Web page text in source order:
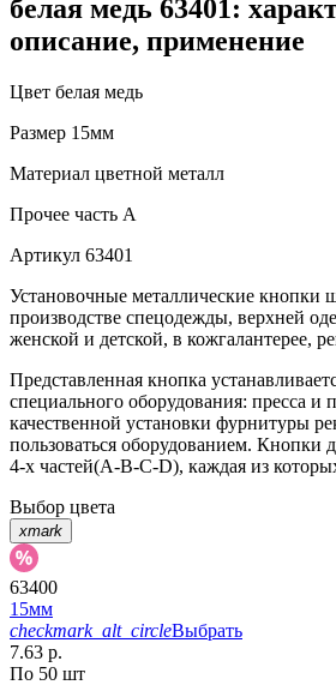
белая медь 63401:
описание, применение
Цвет белая медь
Размер 15мм
Материал цветной металл
Прочее часть A
Артикул 63401
Установочные металлические кнопки
производстве спецодежды, верхней
женской и детской, в кожгалантерее,
Представленная кнопка
специального оборудования: пресса и
качественной установки фурнитуры
пользоваться оборудованием. Кнопки
4-х частей(А-В-С-D), каждая из
Выбор цвета
xmark
63400
15мм
checkmark_alt_circleВыбрать
7.63 р.
По 50 шт